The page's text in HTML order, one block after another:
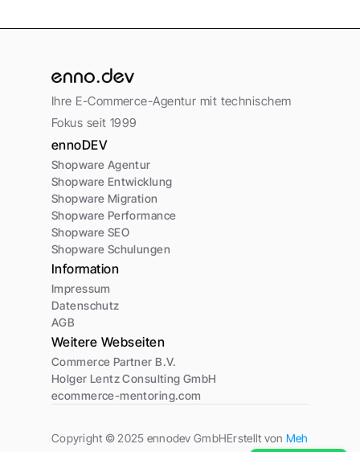
Ihre E-Commerce-Agentur mit technischem
Fokus seit 1999
ennoDEV
Shopware Agentur
Shopware Entwicklung
Shopware Migration
Shopware Performance
Shopware SEO
Shopware Schulungen
Information
Impressum
Datenschutz
AGB
Weitere Webseiten
Commerce Partner B.V.
Holger Lentz Consulting GmbH
ecommerce-mentoring.com
Copyright © 2025 ennodev GmbHErstellt von Mehr-Aufträge